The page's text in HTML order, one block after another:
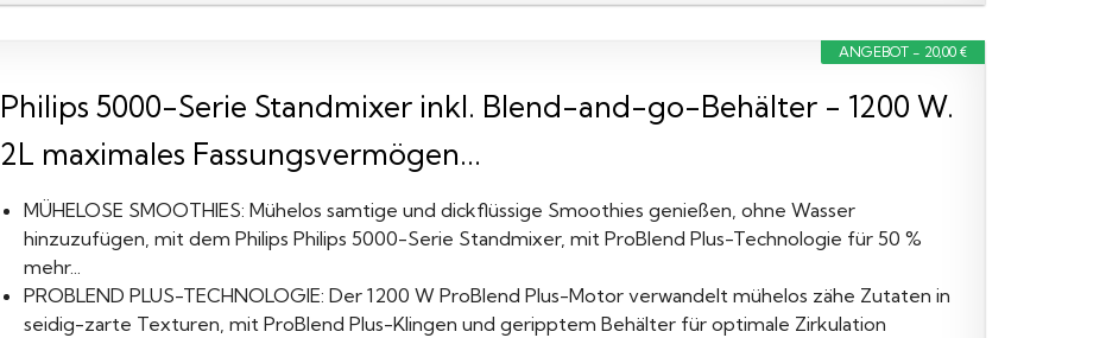
ANGEBOT - 20,00 €
Philips 5000-Serie Standmixer inkl. Blend-and-go-Behälter - 1200 W.
2L maximales Fassungsvermögen...
MÜHELOSE SMOOTHIES: Mühelos samtige und dickflüssige Smoothies genießen, ohne Wasser
hinzuzufügen, mit dem Philips Philips 5000-Serie Standmixer, mit ProBlend Plus-Technologie für 50 %
mehr...
PROBLEND PLUS-TECHNOLOGIE: Der 1200 W ProBlend Plus-Motor verwandelt mühelos zähe Zutaten in
seidig-zarte Texturen, mit ProBlend Plus-Klingen und geripptem Behälter für optimale Zirkulation